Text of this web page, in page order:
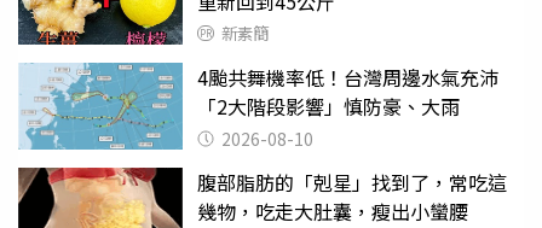
新素簡
4颱共舞機率低！台灣周邊水氣充沛
「2大階段影響」慎防豪、大雨
2026-08-10
腹部脂肪的「剋星」找到了，常吃這
幾物，吃走大肚囊，瘦出小蠻腰